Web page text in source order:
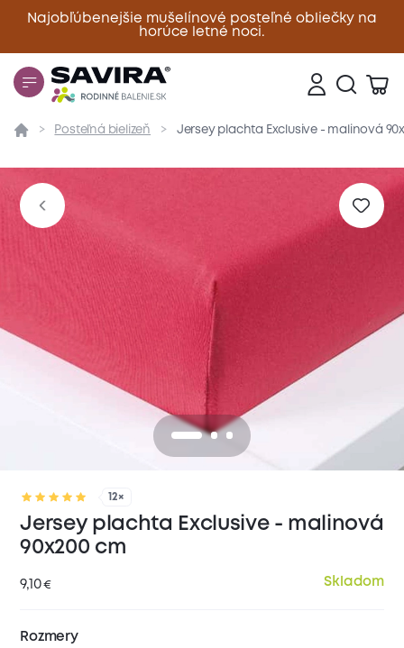
Najobľúbenejšie mušelínové posteľné obliečky na
horúce letné noci.
Zavrieť
Prehľad Parametre Popis produktu
Posteľná bielizeň Jersey plachta Exclusive - malinová
12×
Jersey plachta Exclusive - malinová
90x200 cm
9,10€ Skladom
Rozmery